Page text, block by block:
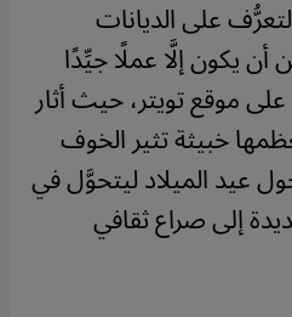
على الديانات
أن يكون إلَّا عملًا جيِّدًا
موقع تويتر، حيث أثار
خبيثة تثير الخوف
عيد الميلاد ليتحوَّل في
إلى صراع ثقافي